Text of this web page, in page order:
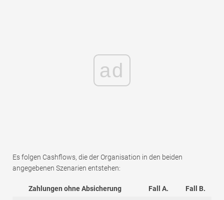
ad
Es folgen Cashflows, die der Organisation in den beiden
angegebenen Szenarien entstehen:
Zahlungen ohne Absicherung Fall A. Fall B.